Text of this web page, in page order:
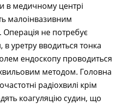
в медичному центрі
малоінвазивним
не потребує
в уретру вводиться тонка
ендоскопу проводиться
методом. Головна
радіохвилі крім
коагуляцію судин, що